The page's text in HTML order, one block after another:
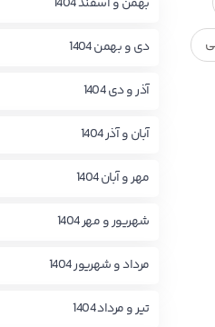
دی و بهمن 1404
آذر و دی 1404
آبان و آذر 1404
مهر و آبان 1404
شهریور و مهر 1404
مرداد و شهریور 1404
تیر و مرداد 1404